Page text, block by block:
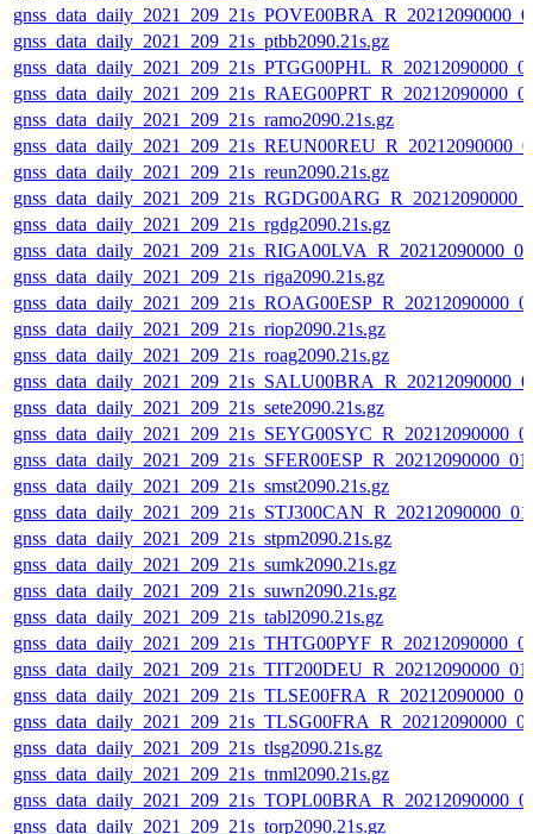
gnss_data_daily_2021_209_21s_ptbb2090.21s.gz
gnss_data_daily_2021_209_21s_ramo2090.21s.gz
gnss_data_daily_2021_209_21s_reun2090.21s.gz
gnss_data_daily_2021_209_21s_rgdg2090.21s.gz
gnss_data_daily_2021_209_21s_riga2090.21s.gz
gnss_data_daily_2021_209_21s_riop2090.21s.gz
gnss_data_daily_2021_209_21s_roag2090.21s.gz
gnss_data_daily_2021_209_21s_sete2090.21s.gz
gnss_data_daily_2021_209_21s_smst2090.21s.gz
gnss_data_daily_2021_209_21s_stpm2090.21s.gz
gnss_data_daily_2021_209_21s_sumk2090.21s.gz
gnss_data_daily_2021_209_21s_suwn2090.21s.gz
gnss_data_daily_2021_209_21s_tabl2090.21s.gz
gnss_data_daily_2021_209_21s_tlsg2090.21s.gz
gnss_data_daily_2021_209_21s_tnml2090.21s.gz
gnss_data_daily_2021_209_21s_torp2090.21s.gz